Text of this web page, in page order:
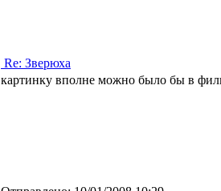
Re: Зверюха
картинку вполне можно было бы в